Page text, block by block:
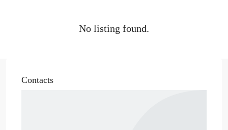
No listing found.
Contacts